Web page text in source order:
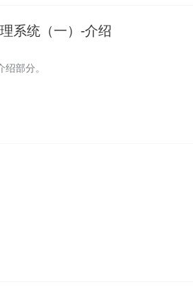
系统（一）-介绍
部分。